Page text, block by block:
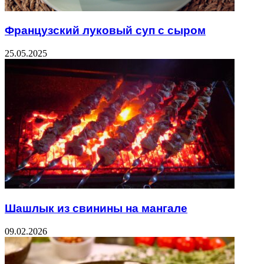
Французский луковый суп с сыром
25.05.2025
Шашлык из свинины на мангале
09.02.2026